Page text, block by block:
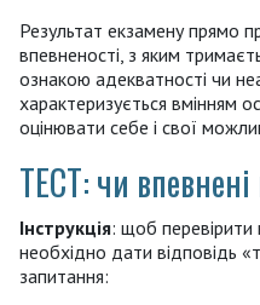
Результат екзамену прямо
впевненості, з яким
ознакою адекватності чи
характеризується вмінням
оцінювати себе і свої
ТЕСТ: чи впевнені
Інструкція: щоб перевірити
необхідно дати відповідь
запитання: